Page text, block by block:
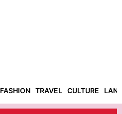
FASHION TRAVEL CULTURE